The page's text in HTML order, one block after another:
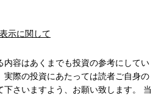
示に関して
内容はあくまでも投資の参考にしてい
実際の投資にあたっては読者ご自身の
下さいますよう、お願い致します。 当